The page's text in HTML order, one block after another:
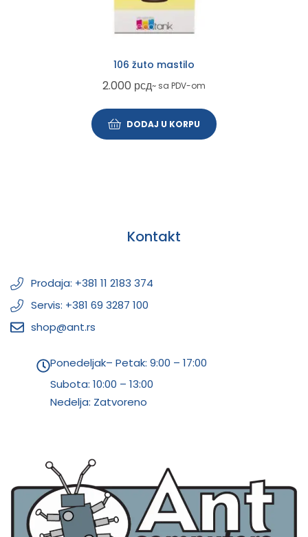
106 žuto mastilo
2.000 рсд~ sa PDV-om
DODAJ U KORPU
Kontakt
Prodaja: +381 11 2183 374
Servis: +381 69 3287 100
shop@ant.rs
Ponedeljak– Petak: 9:00 – 17:00
Subota: 10:00 – 13:00
Nedelja: Zatvoreno